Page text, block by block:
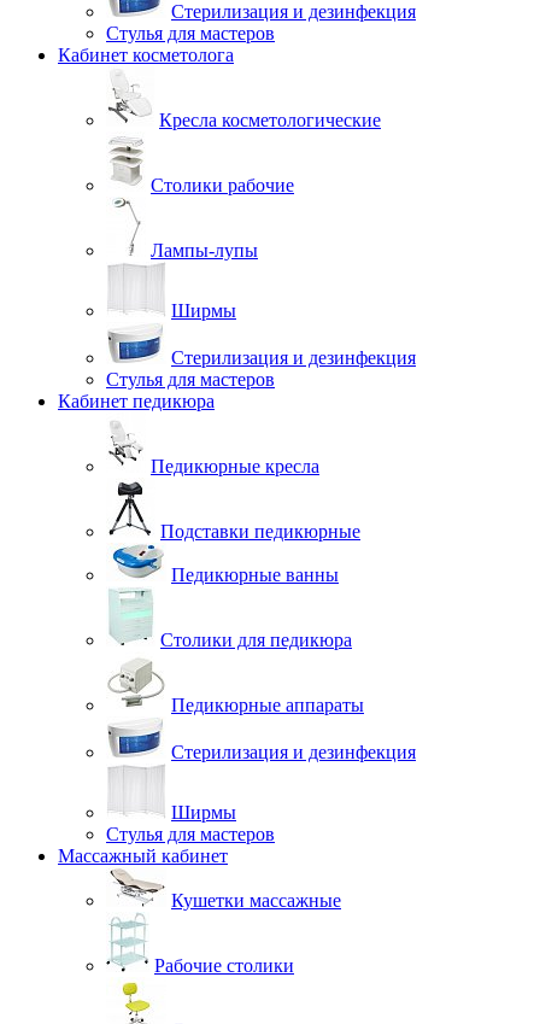
Стерилизация и дезинфекция
Стулья для мастеров
Кабинет косметолога
Кресла косметологические
Столики рабочие
Лампы-лупы
Ширмы
Стерилизация и дезинфекция
Стулья для мастеров
Кабинет педикюра
Педикюрные кресла
Подставки педикюрные
Педикюрные ванны
Столики для педикюра
Педикюрные аппараты
Стерилизация и дезинфекция
Ширмы
Стулья для мастеров
Массажный кабинет
Кушетки массажные
Рабочие столики